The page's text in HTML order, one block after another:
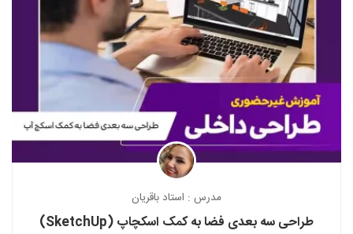
مدرس : استاد باقریان
طراحی سه بعدی فضا به کمک اسکچاپ (SketchUp)